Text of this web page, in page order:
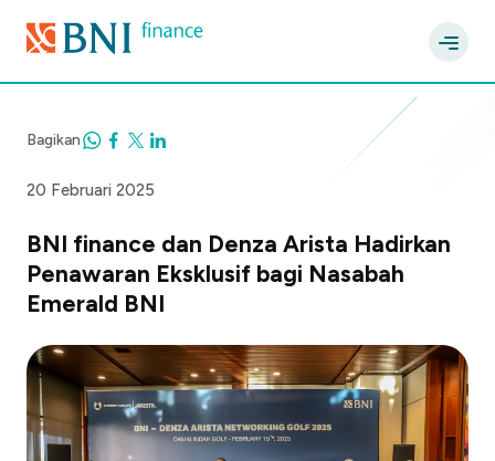
20 Februari 2025
Bagikan
BNI finance dan Denza Arista Hadirkan
Penawaran Eksklusif bagi Nasabah
Emerald BNI